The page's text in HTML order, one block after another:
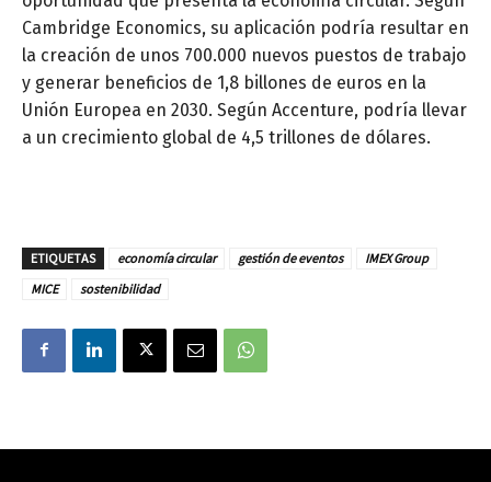
Cambridge Economics, su aplicación podría resultar en
la creación de unos 700.000 nuevos puestos de trabajo
y generar beneficios de 1,8 billones de euros en la
Unión Europea en 2030. Según Accenture, podría llevar
a un crecimiento global de 4,5 trillones de dólares.
ETIQUETAS economía circular gestión de eventos
IMEX Group
MICE
sostenibilidad